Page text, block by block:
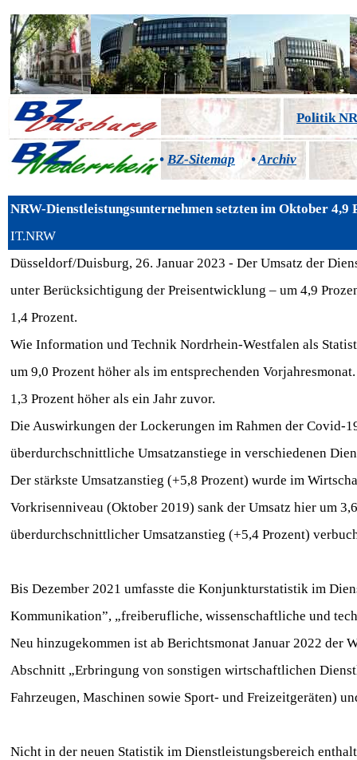
Politik
• BZ-Sitemap •Archiv
NRW-Dienstleistungsunternehmen setzten im Oktober
IT.NRW
Düsseldorf/Duisburg, 26. Januar 2023 - Der Umsatz der
unter Berücksichtigung der Preisentwicklung – um 4,9
1,4 Prozent.
Wie Information und Technik Nordrhein-Westfalen als
um 9,0 Prozent höher als im entsprechenden
1,3 Prozent höher als ein Jahr zuvor.
Die Auswirkungen der Lockerungen im Rahmen der Covid-
überdurchschnittliche Umsatzanstiege in verschiedenen
Der stärkste Umsatzanstieg (+5,8 Prozent) wurde im
Vorkrisenniveau (Oktober 2019) sank der Umsatz hier um
überdurchschnittlicher Umsatzanstieg (+5,4 Prozent)
Bis Dezember 2021 umfasste die Konjunkturstatistik im
Kommunikation”, „freiberufliche, wissenschaftliche und
Neu hinzugekommen ist ab Berichtsmonat Januar 2022 der
Abschnitt „Erbringung von sonstigen wirtschaftlichen
Fahrzeugen, Maschinen sowie Sport- und Freizeitgeräten)
Nicht in der neuen Statistik im Dienstleistungsbereich